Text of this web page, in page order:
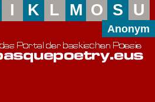
I K L M O S U
Anonym